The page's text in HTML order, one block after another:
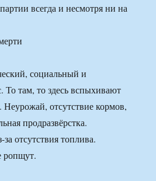
всегда и несмотря ни на
социальный и
То там, то здесь вспыхивают
Неурожай, отсутствие кормов,
продразвёрстка.
отсутствия топлива.
ропщут.